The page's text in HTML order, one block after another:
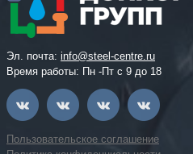
Эл. почта: info@steel-centre.ru
Время работы: Пн -Пт с 9 до 18
Пользовательское соглашение